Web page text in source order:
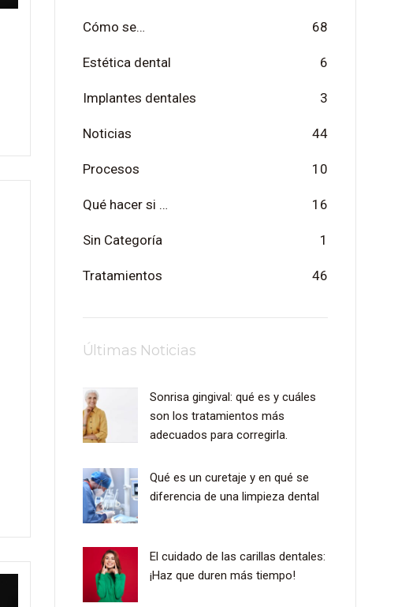
Cómo se… 68
Estética dental 6
Implantes dentales 3
Noticias 44
Procesos 10
Qué hacer si … 16
Sin Categoría 1
Tratamientos 46
Últimas Noticias
Sonrisa gingival: qué es y cuáles
son los tratamientos más
adecuados para corregirla.
Qué es un curetaje y en qué se
diferencia de una limpieza dental
El cuidado de las carillas dentales:
¡Haz que duren más tiempo!